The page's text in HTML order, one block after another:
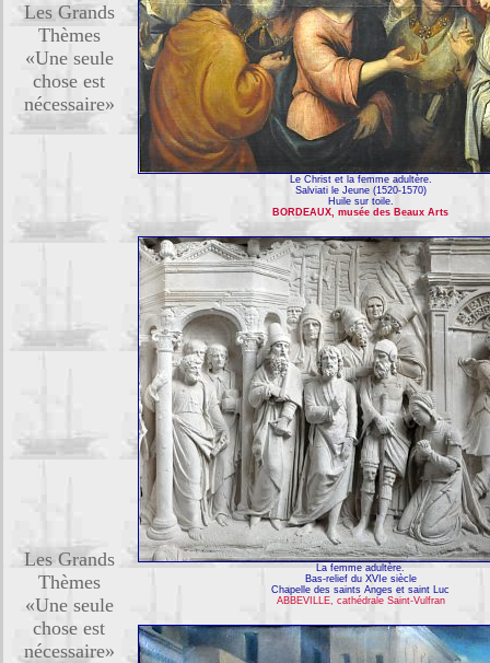
Les Grands
Thèmes
«Une seule
chose est
nécessaire»
Les Grands
Thèmes
«Une seule
chose est
nécessaire»
Le Christ et la femme adultère.
Salviati le Jeune (1520-1570)
Huile sur toile.
BORDEAUX, musée des Beaux Arts
La femme adultère.
Bas-relief du XVIe siècle
Chapelle des saints Anges et saint Luc
ABBEVILLE, cathédrale Saint-Vulfran